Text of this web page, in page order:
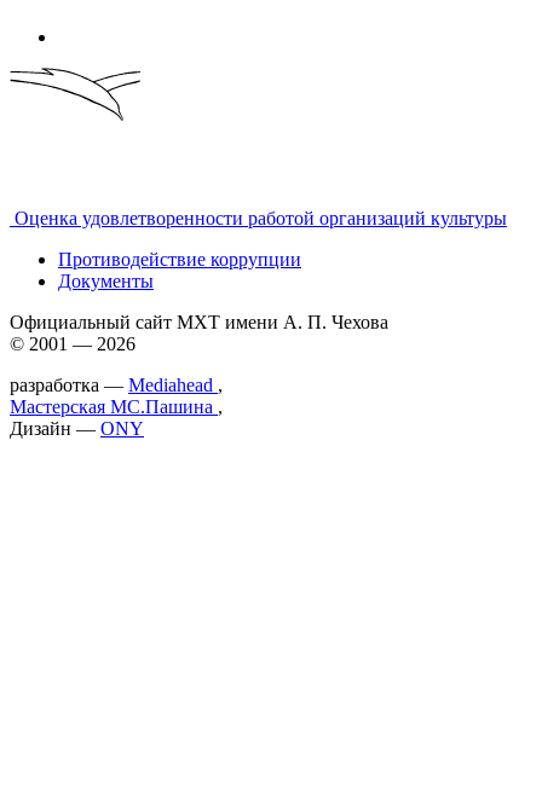
Оценка удовлетворенности работой организаций культуры
Противодействие коррупции
Документы
Официальный сайт МХТ имени А. П. Чехова
© 2001 — 2026
разработка — Mediahead ,
Мастерская МС.Пашина ,
Дизайн — ONY